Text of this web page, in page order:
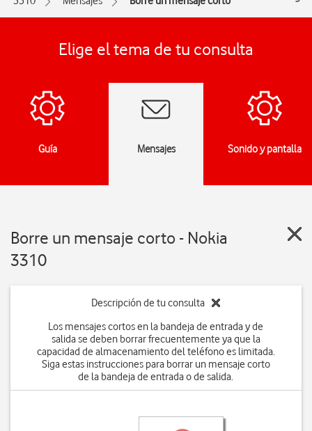
Elige el tema de tu consulta
Guía Mensajes Sonido y pantalla
Borre un mensaje corto - Nokia
3310
Descripción de tu consulta
Los mensajes cortos en la bandeja de entrada y de
salida se deben borrar frecuentemente ya que la
capacidad de almacenamiento del teléfono es limitada.
Siga estas instrucciones para borrar un mensaje corto
de la bandeja de entrada o de salida.